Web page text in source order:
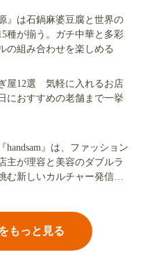
』は石鍋麻婆豆腐と世界の
種が揃う。ガチ中華と多彩
の組み合わせを楽しめる
屋12選 気軽に入れるお店
におすすめの老舗まで一挙
handsam』は、ファッション
主が理容と美容のダブルラ
む新しいカルチャー発信基
もっと見る